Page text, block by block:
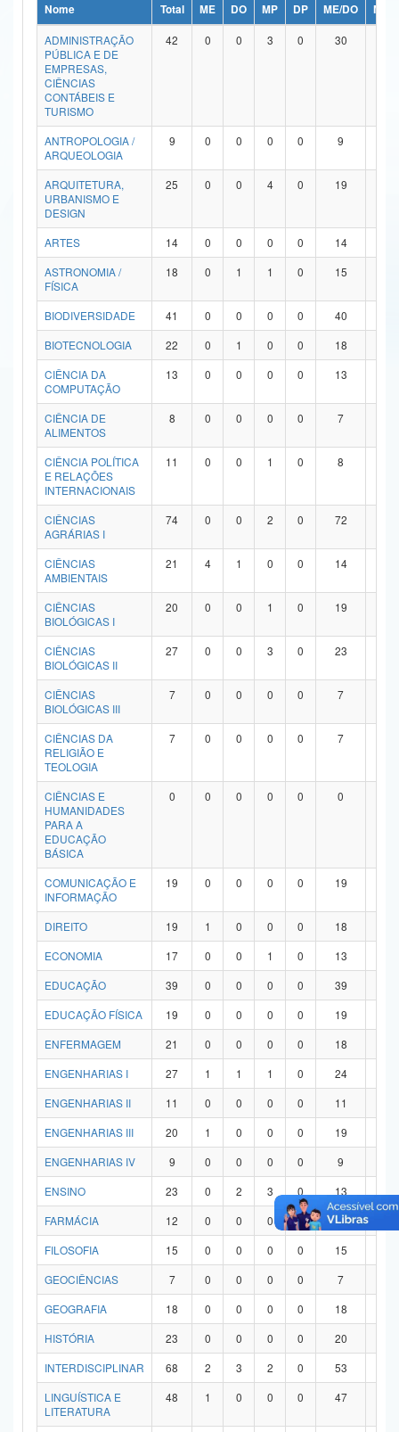
Ministério da Ciência, Tecnologia, Inovações e Comunicações
Ministério do Meio Ambiente
Ministério do Turismo
Ministério do Desenvolvimento Regional
Controladoria-Geral da União
Ministério da Mulher, da Família e dos Direitos Humanos
Secretaria de Governo
Advocacia-Geral da União
Banco Central do Brasil
Nome Total ME DO MP DP ME/DO
MP/
ADMINISTRAÇÃO
PÚBLICA E DE
EMPRESAS,
CIÊNCIAS
CONTÁBEIS E
TURISMO
42 0 0 3 0 30
ANTROPOLOGIA /
ARQUEOLOGIA
9 0 0 0 0 9
ARQUITETURA,
URBANISMO E
DESIGN
25 0 0 4 0 19
ARTES 14 0 0 0 0 14
ASTRONOMIA /
FÍSICA
18 0 1 1 0 15
BIODIVERSIDADE 41 0 0 0 0 40
BIOTECNOLOGIA
22 0 1 0 0 18
CIÊNCIA DA
COMPUTAÇÃO
13 0 0 0 0 13
CIÊNCIA DE
ALIMENTOS
8 0 0 0 0 7
CIÊNCIA POLÍTICA
E RELAÇÕES
INTERNACIONAIS
11 0 0 1 0 8
CIÊNCIAS
AGRÁRIAS I
74 0 0 2 0 72
CIÊNCIAS
AMBIENTAIS
21 4 1 0 0 14
CIÊNCIAS
BIOLÓGICAS I
20 0 0 1 0 19
CIÊNCIAS
BIOLÓGICAS II
27 0 0 3 0 23
CIÊNCIAS
BIOLÓGICAS III
7 0 0 0 0 7
CIÊNCIAS DA
RELIGIÃO E
TEOLOGIA
7 0 0 0 0 7
CIÊNCIAS E
HUMANIDADES
PARA A
EDUCAÇÃO
BÁSICA
0 0 0 0 0 0
COMUNICAÇÃO E
INFORMAÇÃO
19 0 0 0 0 19
DIREITO 19 1 0 0 0 18
ECONOMIA
17 0 0 1 0 13
EDUCAÇÃO
39 0 0 0 0 39
EDUCAÇÃO FÍSICA
19 0 0 0 0 19
ENFERMAGEM
21 0 0 0 0 18
ENGENHARIAS I
27 1 1 1 0 24
ENGENHARIAS II
11 0 0 0 0 11
ENGENHARIAS III
20 1 0 0 0 19
ENGENHARIAS IV
9 0 0 0 0 9
ENSINO
23 0 2 3 0 13
FARMÁCIA
12 0 0 0 0 12
FILOSOFIA
15 0 0 0 0 15
GEOCIÊNCIAS
7 0 0 0 0 7
GEOGRAFIA
18 0 0 0 0 18
HISTÓRIA
23 0 0 0 0 20
INTERDISCIPLINAR
68 2 3 2 0 53
LINGUÍSTICA E
LITERATURA
48 1 0 0 0 47